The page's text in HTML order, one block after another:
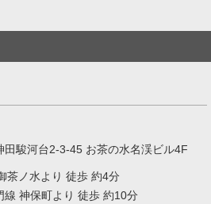
田駿河台2-3-45 お茶の水名渓ビル4F
茶ノ水より 徒歩 約4分
線 神保町より 徒歩 約10分